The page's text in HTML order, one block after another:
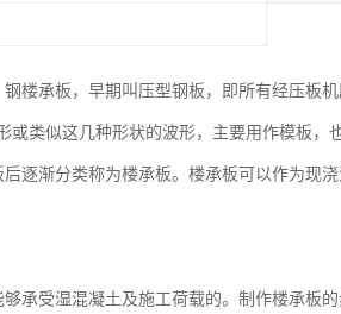
楼承板，早期叫压型钢板，即所有经压板
或类似这几种形状的波形，主要用作模板，
逐渐分类称为楼承板。楼承板可以作为现
承受湿混凝土及施工荷载的。制作楼承板